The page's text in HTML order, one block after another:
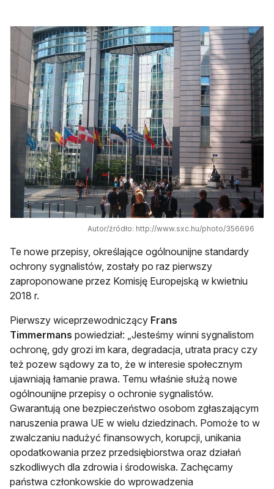
Autor/źródło: http://www.sxc.hu/photo/356696
Te nowe przepisy, określające ogólnounijne standardy
ochrony sygnalistów, zostały po raz pierwszy
zaproponowane przez Komisję Europejską w kwietniu
2018 r.
Pierwszy wiceprzewodniczący Frans
Timmermans powiedział: „Jesteśmy winni sygnalistom
ochronę, gdy grozi im kara, degradacja, utrata pracy czy
też pozew sądowy za to, że w interesie społecznym
ujawniają łamanie prawa. Temu właśnie służą nowe
ogólnounijne przepisy o ochronie sygnalistów.
Gwarantują one bezpieczeństwo osobom zgłaszającym
naruszenia prawa UE w wielu dziedzinach. Pomoże to w
zwalczaniu nadużyć finansowych, korupcji, unikania
opodatkowania przez przedsiębiorstwa oraz działań
szkodliwych dla zdrowia i środowiska. Zachęcamy
państwa członkowskie do wprowadzenia